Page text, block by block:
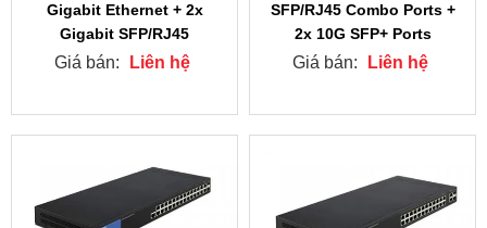
Gigabit Ethernet + 2x
Gigabit SFP/RJ45
Giá bán: Liên hệ
SFP/RJ45 Combo Ports +
2x 10G SFP+ Ports
Giá bán: Liên hệ